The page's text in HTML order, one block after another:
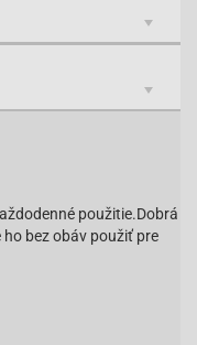
použitie.Dobrá
bez obáv použiť pre